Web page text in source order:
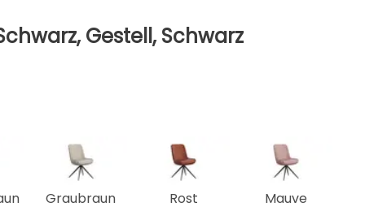
Gestell, Schwarz
Graubraun Rost Mauve